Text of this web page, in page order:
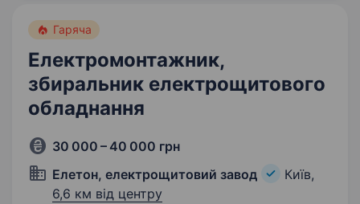
ідеальному стані. Якщо ви відповідальний,…
Гаряча
Електромонтажник,
збиральник електрощитового
обладнання
30 000 – 40 000 грн
Елетон, електрощитовий завод
Київ,
6,6 км від центру